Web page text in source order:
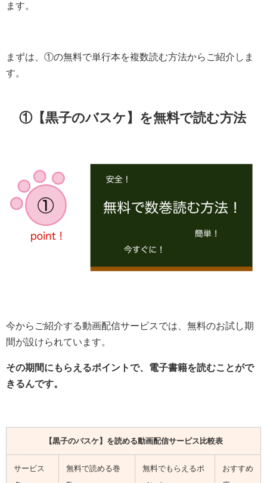
ます。
まずは、①の無料で単行本を複数読む方法からご紹介しま
す。
①【黒子のバスケ】を無料で読む方法
今からご紹介する動画配信サービスでは、無料のお試し期
間が設けられています。
その期間にもらえるポイントで、電子書籍を読むことがで
きるんです。
【黒子のバスケ】を読める動画配信サービス比較表
サービス 無料で読める巻 無料でもらえるポ おすすめ